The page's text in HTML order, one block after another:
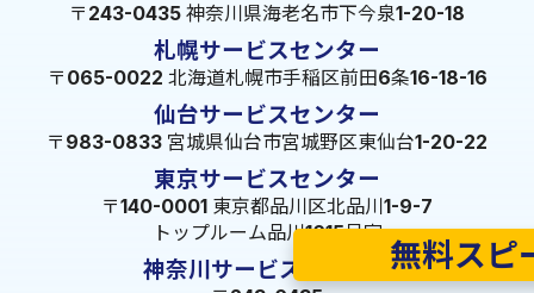
〒243-0435 神奈川県海老名市下今泉1-20-18
札幌サービスセンター
〒065-0022 北海道札幌市手稲区前田6条16-18-16
仙台サービスセンター
〒983-0833 宮城県仙台市宮城野区東仙台1-20-22
東京サービスセンター
〒140-0001 東京都品川区北品川1-9-7
トップルーム品川1015号室
神奈川サービスセンター無料スピ